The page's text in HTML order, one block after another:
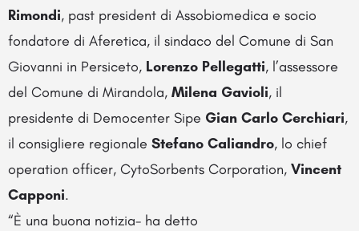
Rimondi, past president di Assobiomedica e socio
fondatore di Aferetica, il sindaco del Comune di San
Giovanni in Persiceto, Lorenzo Pellegatti, l’assessore
del Comune di Mirandola, Milena Gavioli, il
presidente di Democenter Sipe Gian Carlo Cerchiari,
il consigliere regionale Stefano Caliandro, lo chief
operation officer, CytoSorbents Corporation, Vincent
Capponi.
“È una buona notizia- ha detto